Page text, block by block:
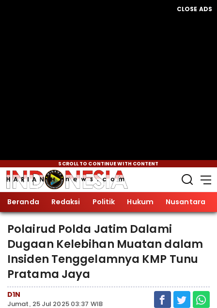
CLOSE ADS
SCROLL TO CONTINUE WITH CONTENT
Beranda Redaksi Politik Hukum Nusantara
Polairud Polda Jatim Dalami
Dugaan Kelebihan Muatan dalam
Insiden Tenggelamnya KMP Tunu
Pratama Jaya
D1N
Jumat, 25 Jul 2025 03:37 WIB